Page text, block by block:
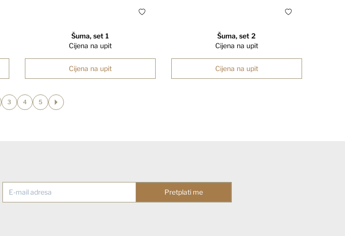
Šuma, set 1
Cijena na upit
Cijena na upit
Šuma, set 2
Cijena na upit
Cijena na upit
3 4 5
Pretplati me